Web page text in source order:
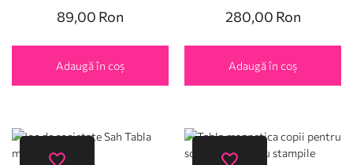
89,00 Ron
Adaugă în coș
280,00 Ron
Adaugă în coș